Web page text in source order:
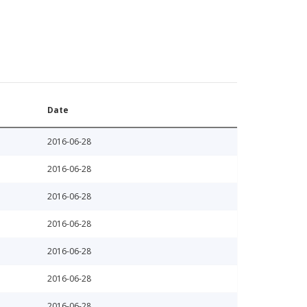
Date
2016-06-28
2016-06-28
2016-06-28
2016-06-28
2016-06-28
2016-06-28